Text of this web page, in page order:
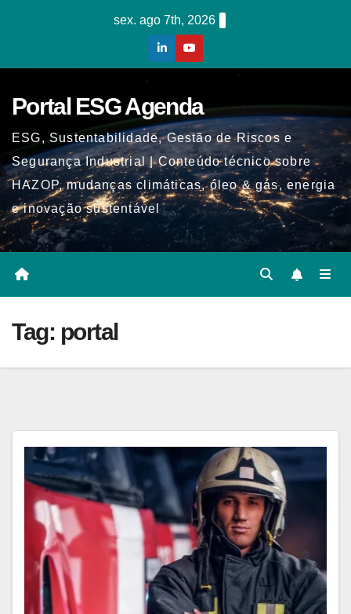
sex. ago 7th, 2026
Portal ESG Agenda
ESG, Sustentabilidade, Gestão de Riscos e
Segurança Industrial | Conteúdo técnico sobre
HAZOP, mudanças climáticas, óleo & gás, energia
e inovação sustentável
Tag: portal